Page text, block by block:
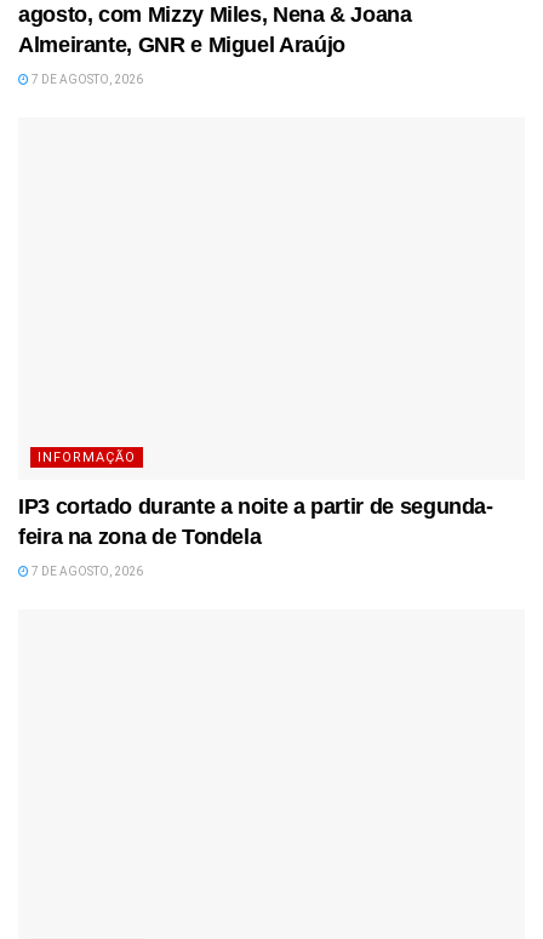
agosto, com Mizzy Miles, Nena & Joana
Almeirante, GNR e Miguel Araújo
7 DE AGOSTO, 2026
INFORMAÇÃO
IP3 cortado durante a noite a partir de segunda-
feira na zona de Tondela
7 DE AGOSTO, 2026